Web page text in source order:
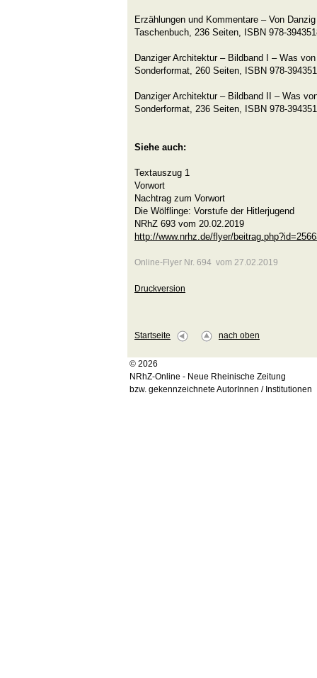
Erzählungen und Kommentare – Von
Taschenbuch, 236 Seiten, ISBN 978-
Danziger Architektur – Bildband I – Was
Sonderformat, 260 Seiten, ISBN 978-
Danziger Architektur – Bildband II – Was
Sonderformat, 236 Seiten, ISBN 978-
Siehe auch:
Textauszug 1
Vorwort
Nachtrag zum Vorwort
Die Wölflinge: Vorstufe der Hitlerjugend
NRhZ 693 vom 20.02.2019
http://www.nrhz.de/flyer/
Online-Flyer Nr. 694 vom 27.02.2019
Druckversion
Startseite nach oben
© 2026
NRhZ-Online - Neue Rheinische Zeitung
bzw. gekennzeichnete AutorInnen / Institutionen